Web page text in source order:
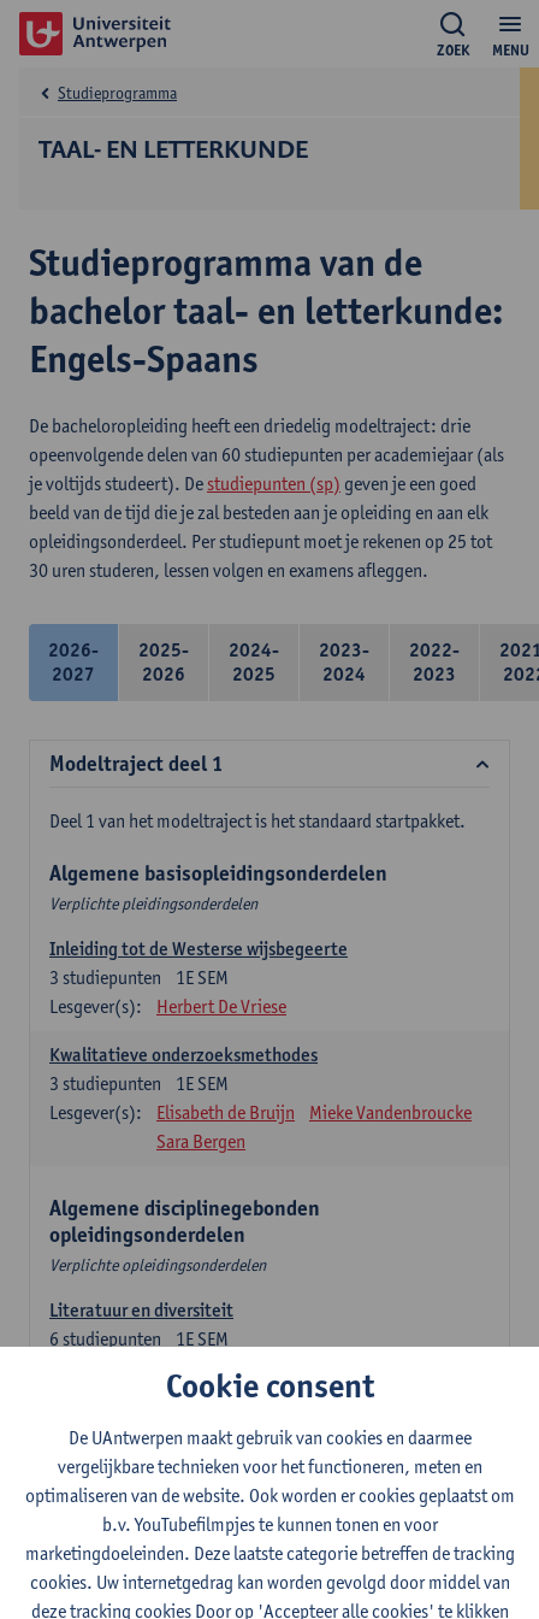
MENU
ZOEK
TAAL- EN LETTERKUNDE
Studieprogramma
Studieprogramma van de
bachelor taal- en letterkunde:
Engels-Spaans
De bacheloropleiding heeft een driedelig modeltraject: drie
opeenvolgende delen van 60 studiepunten per academiejaar (als
je voltijds studeert). De studiepunten (sp) geven je een goed
beeld van de tijd die je zal besteden aan je opleiding en aan elk
opleidingsonderdeel. Per studiepunt moet je rekenen op 25 tot
30 uren studeren, lessen volgen en examens afleggen.
2026-
2027
2025-
2026
2024-
2025
2023-
2024
2022-
2023
Modeltraject deel 1
Deel 1 van het modeltraject is het standaard startpakket.
Algemene basisopleidingsonderdelen
Verplichte pleidingsonderdelen
Inleiding tot de Westerse wijsbegeerte
1E SEM
3 studiepunten
Lesgever(s):
Herbert De Vriese
Kwalitatieve onderzoeksmethodes
1E SEM
3 studiepunten
Lesgever(s):
Elisabeth de Bruijn
Mieke Vandenbroucke
Sara Bergen
Algemene disciplinegebonden
opleidingsonderdelen
Verplichte opleidingsonderdelen
Literatuur en diversiteit
1E SEM
6 studiepunten
Remco Sleiderink
2E SEM
studiepunten
Lesgever(s):
Astrid De Wit Peter Petré
Engels: verplichte opleidingsonderdelen
Engels: taalbeheersing 1
Cookie consent
De UAntwerpen maakt gebruik van cookies en daarmee
vergelijkbare technieken voor het functioneren, meten en
optimaliseren van de website. Ook worden er cookies geplaatst om
b.v. YouTubefilmpjes te kunnen tonen en voor
marketingdoeleinden. Deze laatste categorie betreffen de tracking
cookies. Uw internetgedrag kan worden gevolgd door middel van
deze tracking cookies Door op 'Accepteer alle cookies' te klikken